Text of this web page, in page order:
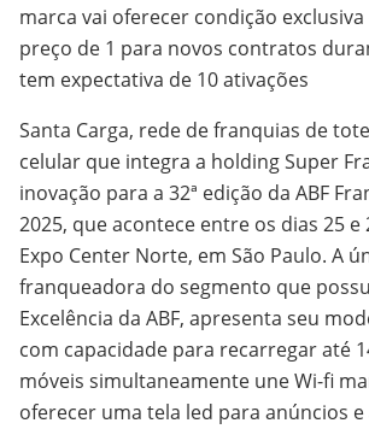
marca vai oferecer condição
preço de 1 para novos contratos
tem expectativa de 10 ativações
Santa Carga, rede de franquias de
celular que integra a holding Super
inovação para a 32ª edição da ABF
2025, que acontece entre os dias 25 e
Expo Center Norte, em São Paulo. A
franqueadora do segmento que
Excelência da ABF, apresenta seu
com capacidade para recarregar até
móveis simultaneamente une Wi-fi
oferecer uma tela led para anúncios e